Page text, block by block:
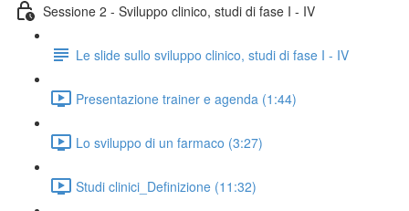
Sessione 2 - Sviluppo clinico, studi di fase I - IV
Le slide sullo sviluppo clinico, studi di fase I - IV
Presentazione trainer e agenda (1:44)
Lo sviluppo di un farmaco (3:27)
Studi clinici_Definizione (11:32)